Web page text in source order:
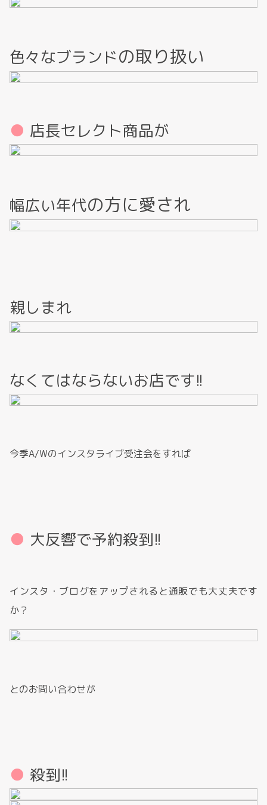
色々なブランドの取り扱い
店長セレクト商品が
幅広い年代の方に愛され
親しまれ
なくてはならないお店です!!
今季A/Wのインスタライブ受注会をすれば
大反響で予約殺到!!
インスタ・ブログをアップされると通販でも大丈夫です
か？
とのお問い合わせが
殺到!!